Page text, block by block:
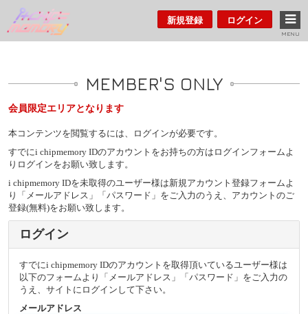
新規登録 ログイン
MENU
MEMBER'S ONLY
会員限定エリアとなります
本コンテンツを閲覧するには、ログインが必要です。
すでにi chipmemory IDのアカウントをお持ちの方はログインフォームよ
りログインをお願い致します。
i chipmemory IDを未取得のユーザー様は新規アカウント登録フォームよ
り「メールアドレス」「パスワード」をご入力のうえ、アカウントのご
登録(無料)をお願い致します。
ログイン
すでにi chipmemory IDのアカウントを取得頂いているユーザー様は
以下のフォームより「メールアドレス」「パスワード」をご入力の
うえ、サイトにログインして下さい。
メールアドレス